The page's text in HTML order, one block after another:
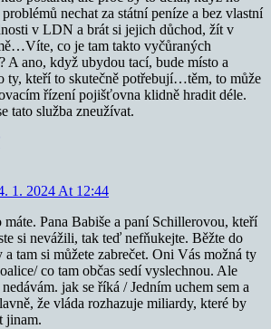
nechat za státní peníze a bez vlastní
v LDN a brát si jejich důchod, žít v
co je tam takto vyčůraných
A ano, když ubydou tací, bude místo a
ty, kteří to skutečně potřebují…těm, to může
řízení pojišťovna klidně hradit déle.
tato služba zneužívat.
1. 2024 At 12:44
Pana Babiše a paní Schillerovou, kteří
si nevážili, tak teď nefňukejte. Běžte do
tam si můžete zabrečet. Oni Vás možná ty
co tam občas sedí vyslechnou. Ale
jak se říká / Jedním uchem sem a
že vláda rozhazuje miliardy, které by
jinam.